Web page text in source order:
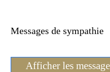
Messages de sympathie
Afficher les